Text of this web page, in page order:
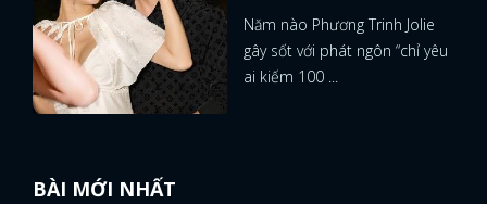
Năm nào Phương Trinh Jolie
gây sốt với phát ngôn “chỉ yêu
ai kiếm 100 ...
BÀI MỚI NHẤT